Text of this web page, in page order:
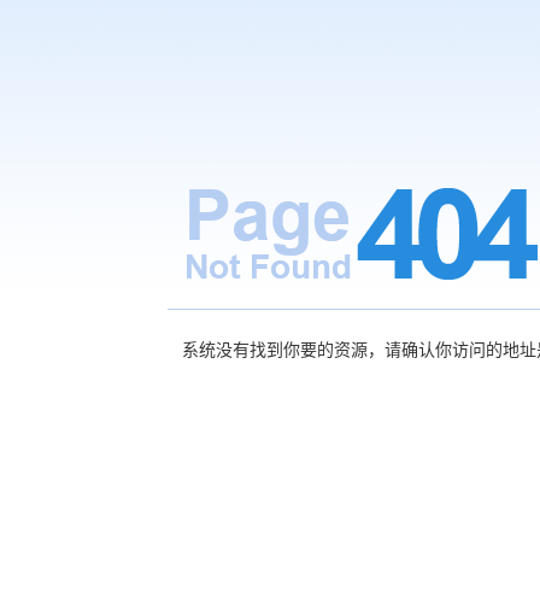
系统没有找到你要的资源，请确认你访问的地